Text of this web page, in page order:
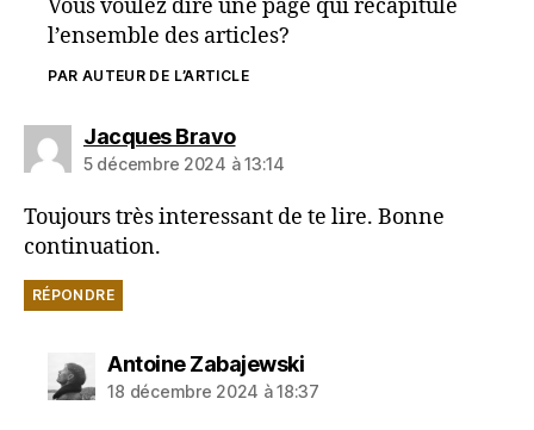
Vous voulez dire une page qui récapitule
l’ensemble des articles?
PAR AUTEUR DE L’ARTICLE
Jacques Bravodit :
5 décembre 2024 à 13:14
Toujours très interessant de te lire. Bonne
continuation.
RÉPONDRE
Antoine Zabajewskidit :
18 décembre 2024 à 18:37